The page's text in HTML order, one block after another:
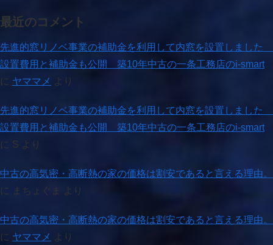
最近のコメント
先進的窓リノベ事業の補助金を利用して内窓を設置しました
設置費用と補助金も公開 築10年中古の一条工務店のi-smart
に ヤママメ より
先進的窓リノベ事業の補助金を利用して内窓を設置しました
設置費用と補助金も公開 築10年中古の一条工務店のi-smart
に S より
中古の高気密・高断熱の家の価格は割安であると言える理由。
に
まちょぐま より
中古の高気密・高断熱の家の価格は割安であると言える理由。
に ヤママメ より